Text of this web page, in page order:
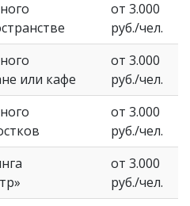
от 3.000
руб./чел.
или кафе
от 3.000
руб./чел.
от 3.000
руб./чел.
от 3.000
руб./чел.